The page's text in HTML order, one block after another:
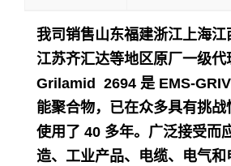
我司销售山东福建浙江上海
江苏齐汇达等地区原厂一级代
Grilamid 2694 是 EMS-
能聚合物，已在众多具有挑
使用了 40 多年。 广泛接受而
造、工业产品、电缆、电气